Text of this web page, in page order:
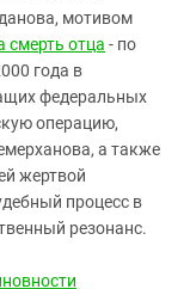
мотивом
смерть отца - по
года в
федеральных
операцию,
а также
жертвой
процесс в
резонанс.